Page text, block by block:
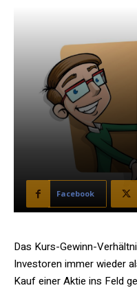
Facebook
Das Kurs-Gewinn-
Investoren immer wieder
Kauf einer Aktie ins Feld